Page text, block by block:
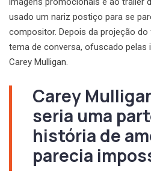
usado um nariz postiço para se
compositor. Depois da projeção
tema de conversa, ofuscado pelas
Carey Mulligan.
Carey
seria uma
história de
parecia